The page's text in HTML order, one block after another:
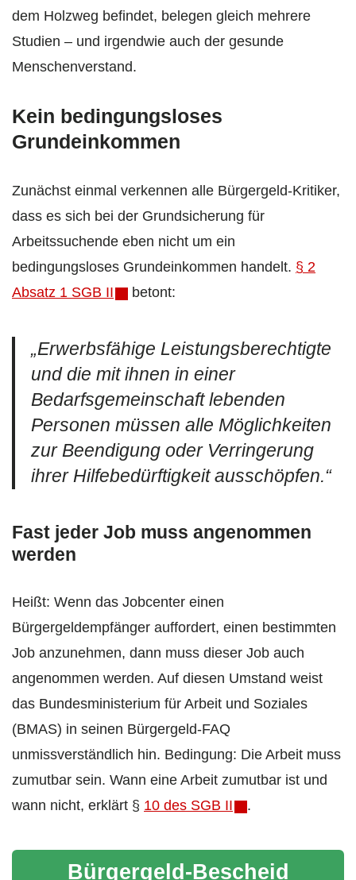
dem Holzweg befindet, belegen gleich mehrere
Studien – und irgendwie auch der gesunde
Menschenverstand.
Kein bedingungsloses
Grundeinkommen
Zunächst einmal verkennen alle Bürgergeld-Kritiker,
dass es sich bei der Grundsicherung für
Arbeitssuchende eben nicht um ein
bedingungsloses Grundeinkommen handelt. § 2
Absatz 1 SGB II
betont:
„Erwerbsfähige Leistungsberechtigte
und die mit ihnen in einer
Bedarfsgemeinschaft lebenden
Personen müssen alle Möglichkeiten
zur Beendigung oder Verringerung
ihrer Hilfebedürftigkeit ausschöpfen.“
Fast jeder Job muss angenommen
werden
Heißt: Wenn das Jobcenter einen
Bürgergeldempfänger auffordert, einen bestimmten
Job anzunehmen, dann muss dieser Job auch
angenommen werden. Auf diesen Umstand weist
das Bundesministerium für Arbeit und Soziales
(BMAS) in seinen Bürgergeld-FAQ
unmissverständlich hin. Bedingung: Die Arbeit muss
zumutbar sein. Wann eine Arbeit zumutbar ist und
wann nicht, erklärt § 10 des SGB II .
Bürgergeld-Bescheid